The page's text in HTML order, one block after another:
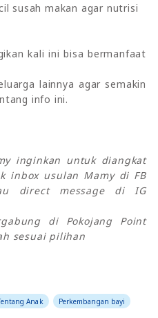
susah makan agar nutrisi
kali ini bisa bermanfaat
lainnya agar semakin
info ini.
inginkan untuk diangkat
inbox usulan Mamy di FB
direct message di IG
di Pokojang Point
sesuai pilihan
Anak Perkembangan bayi